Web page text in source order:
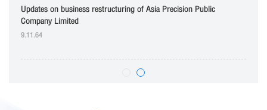
Financial Performance Quarter 2 (F45) (Reviewed)
9.11.64
Current Asia Precision PLC. Group Structure